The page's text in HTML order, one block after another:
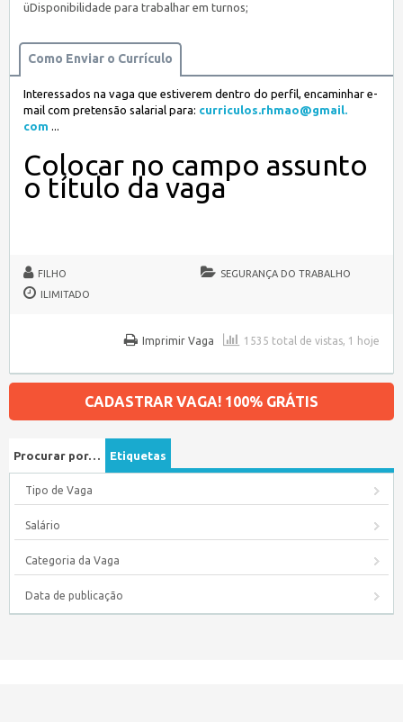
üDisponibilidade para trabalhar em turnos;
Como Enviar o Currículo
Interessados na vaga que estiverem dentro do perfil, encaminhar e-
mail com pretensão salarial para: curriculos.rhmao@gmail.
com ...
Colocar no campo assunto
o título da vaga
FILHO
SEGURANÇA DO TRABALHO
ILIMITADO
1535 total de vistas, 1 hoje
Imprimir Vaga
CADASTRAR VAGA! 100% GRÁTIS
Procurar por… Etiquetas
Tipo de Vaga
Salário
Categoria da Vaga
Data de publicação